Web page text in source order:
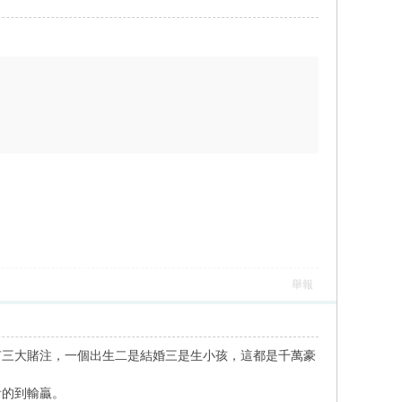
舉報
大賭注，一個出生二是結婚三是生小孩，這都是千萬豪
到輸贏。